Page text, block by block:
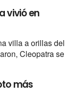
vivió en
villa a orillas del
Cleopatra se
más